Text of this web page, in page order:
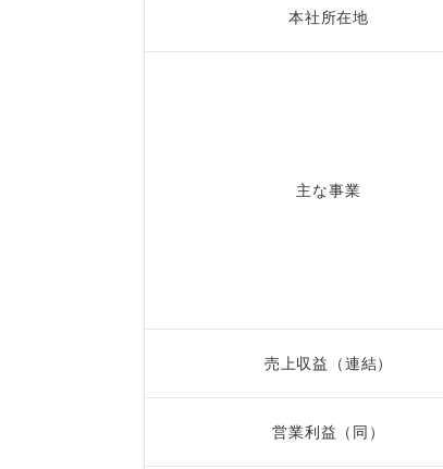
本社所在地
主な事業
売上収益（連結）
営業利益（同）